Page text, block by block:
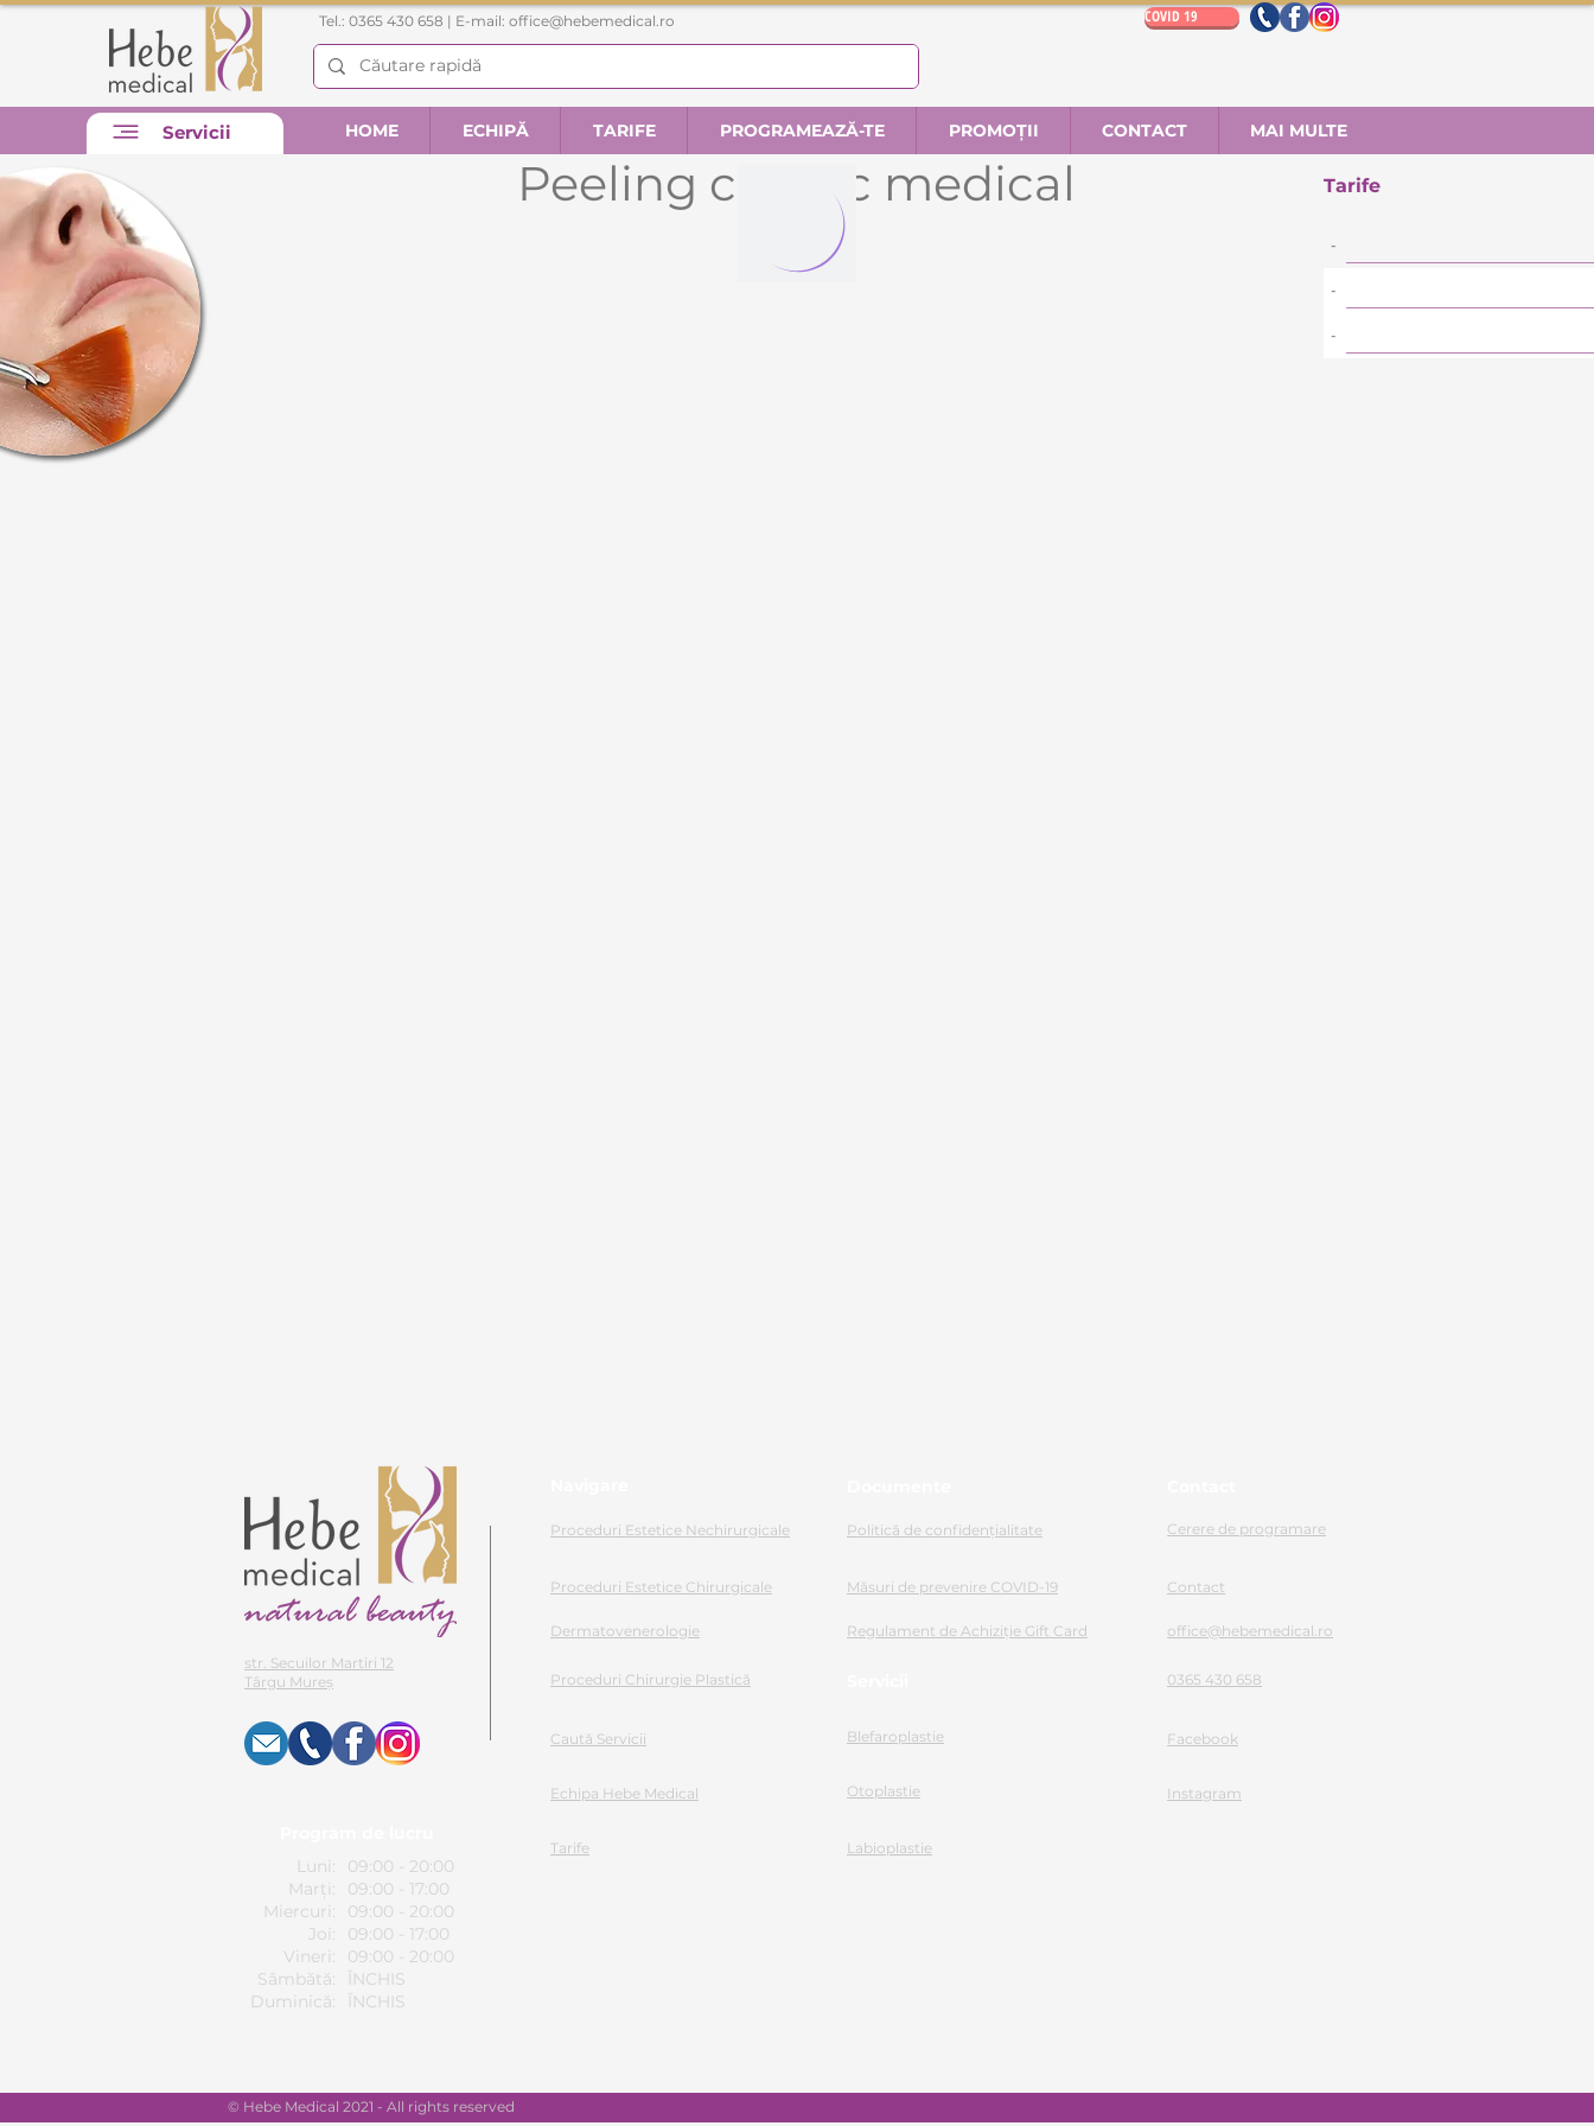
Tel.: 0365 430 658 | E-mail: office@hebemedical.ro COVID 19
Servicii HOME ECHIPĂ TARIFE PROGRAMEAZĂ-TE PROMOȚII CONTACT MAI MULTE
Peeling chimic medical Tarife
-
-
-
str. Secuilor Martiri 12
Târgu Mureș
Luni:
Marți:
Miercuri:
Joi:
Vineri:
Sâmbătă:
Duminică:
09:00 - 20:00
09:00 - 17:00
09:00 - 20:00
09:00 - 17:00
09:00 - 20:00
ÎNCHIS
ÎNCHIS
Proceduri Estetice Nechirurgicale
Proceduri Estetice Chirurgicale
Dermatovenerologie
Proceduri Chirurgie Plastică
Caută Servicii
Echipa Hebe Medical
Tarife
Politică de confidențialitate
Măsuri de prevenire COVID-19
Regulament de Achiziție Gift Card
Blefaroplastie
Otoplastie
Cerere de programare
Contact
office@hebemedical.ro
0365 430 658
Facebook
Instagram
Labioplastie
© Hebe Medical 2021 - All rights reserved